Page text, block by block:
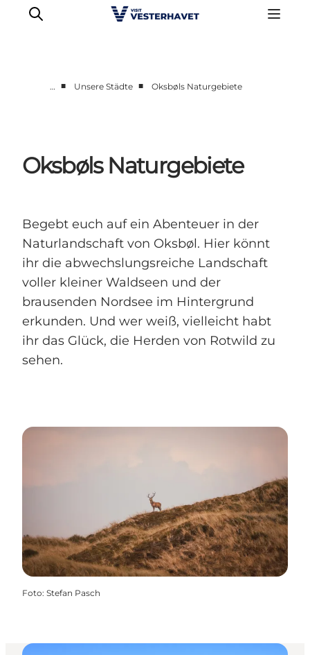
Unsere Städte
Essen & Übernachtung
Plane deine Reise
… ■ Unsere Städte ■ Oksbøls Naturgebiete
Oksbøls Naturgebiete
Begebt euch auf ein Abenteuer in der
Naturlandschaft von Oksbøl. Hier könnt
ihr die abwechslungsreiche Landschaft
voller kleiner Waldseen und der
brausenden Nordsee im Hintergrund
erkunden. Und wer weiß, vielleicht habt
ihr das Glück, die Herden von Rotwild zu
sehen.
Foto: Stefan Pasch